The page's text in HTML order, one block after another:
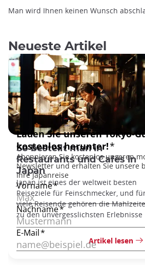
Man wird Ihnen keinen Wunsch
Neueste Artikel
So bestellt man in
Restaurants und Cafés in
Japan
Japan ist eines der weltweit besten
Reiseziele für Feinschmecker, und
viele Reisende gehören die
zu den unvergesslichsten Erlebnisse
Artikel lesen